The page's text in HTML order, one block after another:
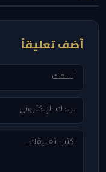
أضف تعليقاً